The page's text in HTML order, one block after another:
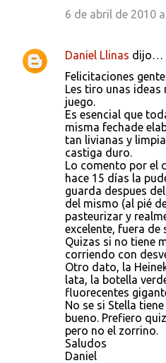
6 de abril de 2010
Daniel Llinas dijo…
Felicitaciones
Les tiro unas ideas
juego.
Es esencial que
misma fechade
tan livianas y
castiga duro.
Lo comento por el
hace 15 días la
guarda despues
del mismo (al pié
pasteurizar y
excelente, fuera de
Quizas si no tiene
corriendo con
Otro dato, la
lata, la botella
fluorecentes
No se si Stella
bueno. Prefiero
pero no el zorrino.
Saludos
Daniel